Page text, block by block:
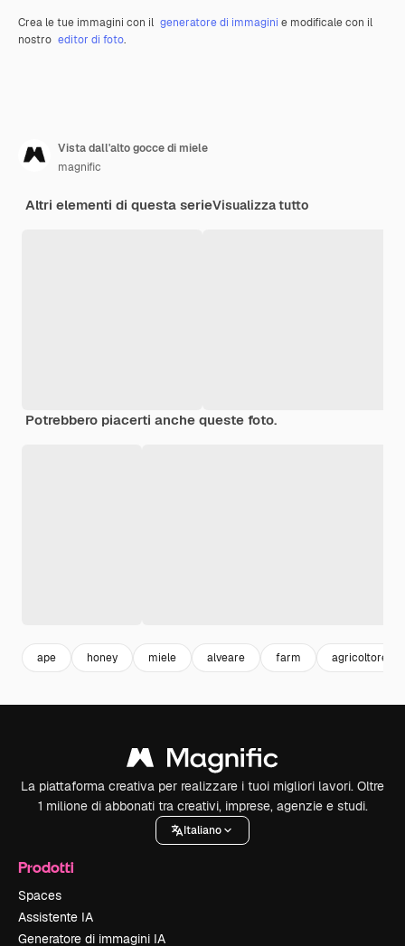
Crea le tue immagini con il generatore di immagini e modificale con il
nostro editor di foto.
Vista dall'alto gocce di miele
magnific
Altri elementi di questa serieVisualizza tutto
Potrebbero piacerti anche queste foto.
ape honey miele alveare farm agricoltore
La piattaforma creativa per realizzare i tuoi migliori lavori. Oltre
1 milione di abbonati tra creativi, imprese, agenzie e studi.
Italiano
Prodotti
Spaces
Assistente IA
Generatore di immagini IA